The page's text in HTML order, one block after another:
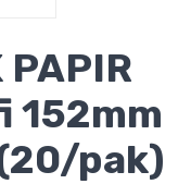
PAPIR
152mm
pak)